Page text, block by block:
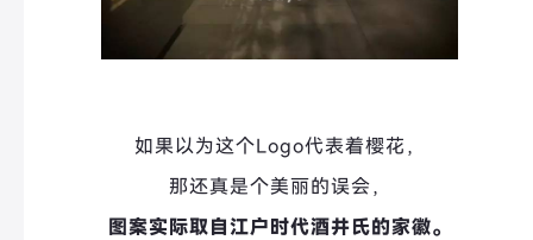
如果以为这个Logo代表着樱花，
那还真是个美丽的误会，
图案实际取自江户时代酒井氏的家徽。